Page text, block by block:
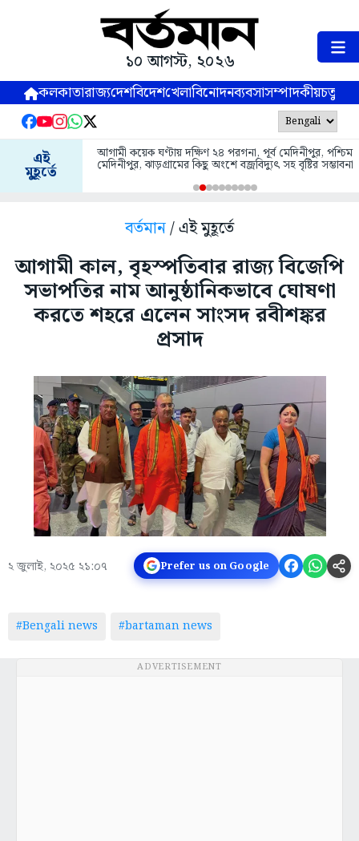
১০ আগস্ট, ২০২৬
কলকাতারাজ্যদেশবিদেশখেলাবিনোদনব্যবসাসম্পাদকীয়
এই
মুহূর্তে
আগামী কয়েক ঘণ্টায় দক্ষিণ ২৪ পরগনা, পূর্ব মেদিনীপুর, পশ্চিম
মেদিনীপুর, ঝাড়গ্রামের কিছু অংশে বজ্রবিদ্যুৎ সহ বৃষ্টির সম্ভাবনা
বর্তমান/ এই মুহূর্তে
আগামী কাল, বৃহস্পতিবার রাজ্য বিজেপি
সভাপতির নাম আনুষ্ঠানিকভাবে ঘোষণা
করতে শহরে এলেন সাংসদ রবীশঙ্কর
প্রসাদ
২ জুলাই, ২০২৫ ২১:০৭ Prefer us on Google
#Bengali news #bartaman news
ADVERTISEMENT